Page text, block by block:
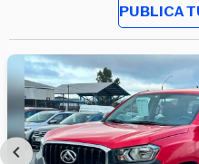
PUBLICA